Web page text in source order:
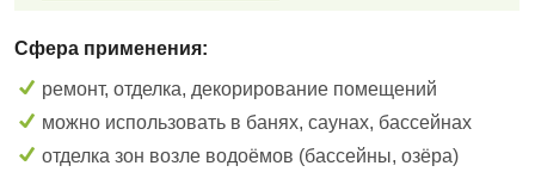
Сфера применения:
ремонт, отделка, декорирование помещений
можно использовать в банях, саунах, бассейнах
отделка зон возле водоёмов (бассейны, озёра)